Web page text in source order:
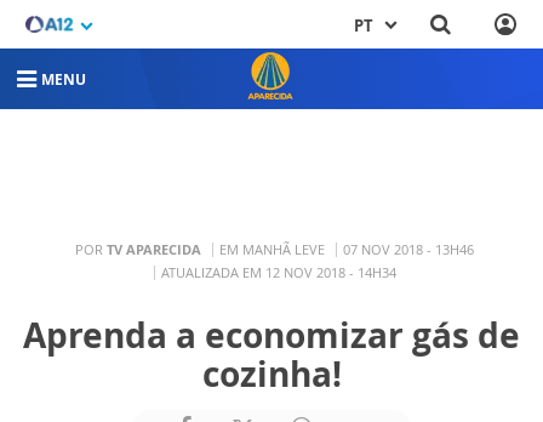
PT
MENU
POR TV APARECIDA EM MANHÃ LEVE
07 NOV 2018 - 13H46
ATUALIZADA EM 12 NOV 2018 - 14H34
Aprenda a economizar gás de
cozinha!